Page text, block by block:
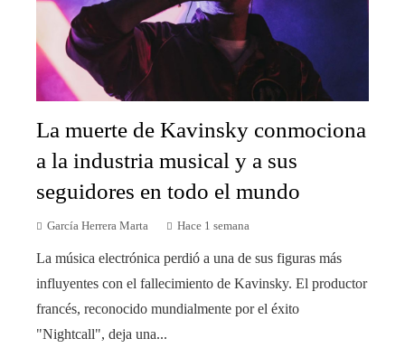
La muerte de Kavinsky conmociona
a la industria musical y a sus
seguidores en todo el mundo
García Herrera Marta Hace 1 semana
La música electrónica perdió a una de sus figuras más
influyentes con el fallecimiento de Kavinsky. El productor
francés, reconocido mundialmente por el éxito
"Nightcall", deja una...